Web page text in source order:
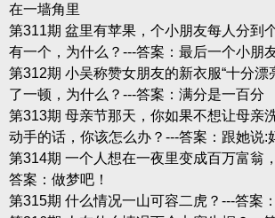
在一墙角里
第311期 盆里有苹果，个小朋友每人分到
有一个，为什么？---答案：最后一个小朋
第312期 小吴称赞女朋友的新衣服“十分漂
了一顿，为什么？---答案：满分是一百分
第313期 母亲节那天，你如果不想让母亲
动手的话，你该怎么办？---答案：跟她说:
第314期 一个人想在一夜里变成百万富翁
答案：做梦吧！
第315期 什么情况一山可容二虎？---答案